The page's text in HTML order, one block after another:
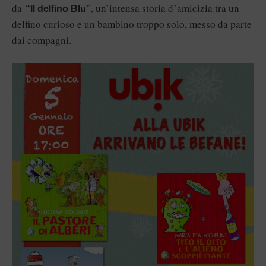
da “Il delfino Blu”, un’intensa storia d’amicizia tra un
delfino curioso e un bambino troppo solo, messo da parte
dai compagni.